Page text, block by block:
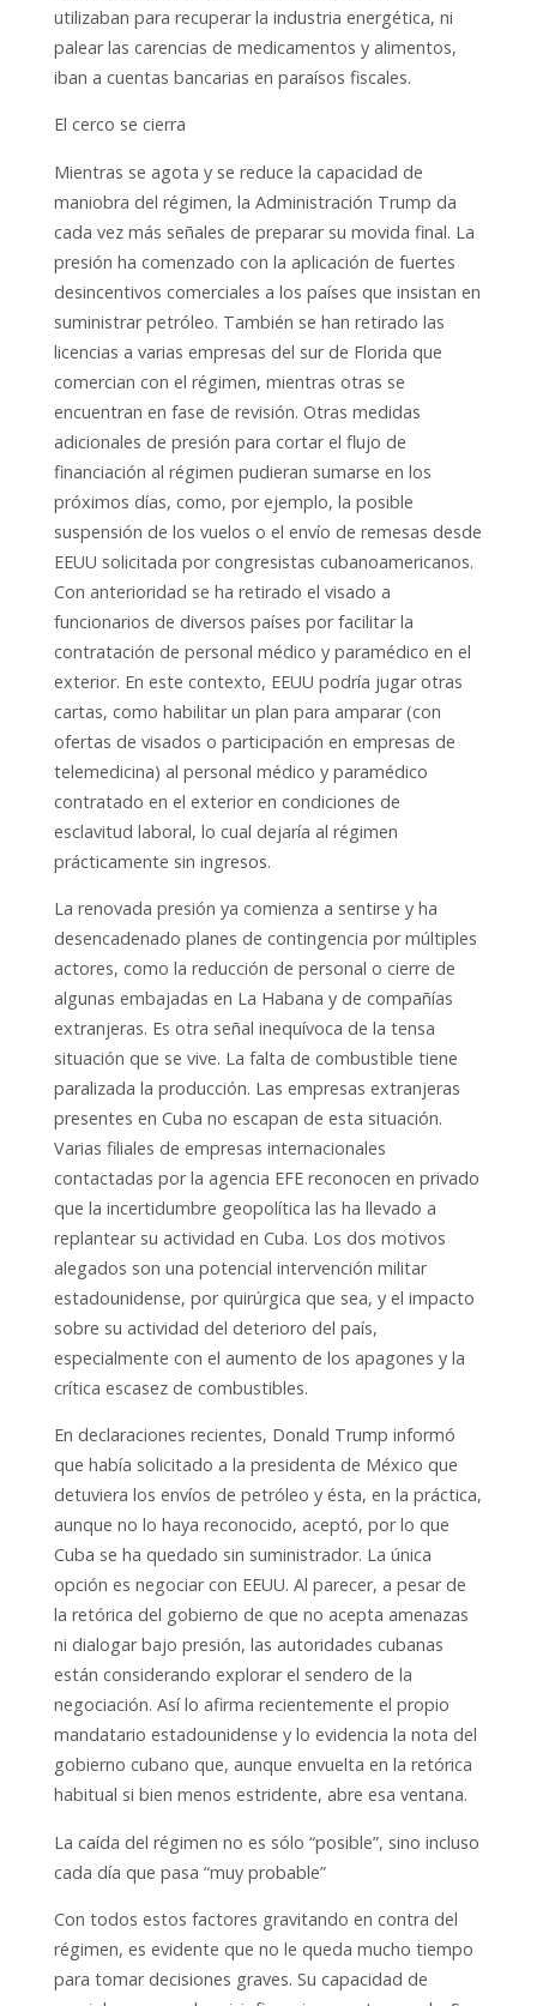
utilizaban para recuperar la industria energética, ni
palear las carencias de medicamentos y alimentos,
iban a cuentas bancarias en paraísos fiscales.
El cerco se cierra
Mientras se agota y se reduce la capacidad de
maniobra del régimen, la Administración Trump da
cada vez más señales de preparar su movida final. La
presión ha comenzado con la aplicación de fuertes
desincentivos comerciales a los países que insistan en
suministrar petróleo. También se han retirado las
licencias a varias empresas del sur de Florida que
comercian con el régimen, mientras otras se
encuentran en fase de revisión. Otras medidas
adicionales de presión para cortar el flujo de
financiación al régimen pudieran sumarse en los
próximos días, como, por ejemplo, la posible
suspensión de los vuelos o el envío de remesas desde
EEUU solicitada por congresistas cubanoamericanos.
Con anterioridad se ha retirado el visado a
funcionarios de diversos países por facilitar la
contratación de personal médico y paramédico en el
exterior. En este contexto, EEUU podría jugar otras
cartas, como habilitar un plan para amparar (con
ofertas de visados o participación en empresas de
telemedicina) al personal médico y paramédico
contratado en el exterior en condiciones de
esclavitud laboral, lo cual dejaría al régimen
prácticamente sin ingresos.
La renovada presión ya comienza a sentirse y ha
desencadenado planes de contingencia por múltiples
actores, como la reducción de personal o cierre de
algunas embajadas en La Habana y de compañías
extranjeras. Es otra señal inequívoca de la tensa
situación que se vive. La falta de combustible tiene
paralizada la producción. Las empresas extranjeras
presentes en Cuba no escapan de esta situación.
Varias filiales de empresas internacionales
contactadas por la agencia EFE reconocen en privado
que la incertidumbre geopolítica las ha llevado a
replantear su actividad en Cuba. Los dos motivos
alegados son una potencial intervención militar
estadounidense, por quirúrgica que sea, y el impacto
sobre su actividad del deterioro del país,
especialmente con el aumento de los apagones y la
crítica escasez de combustibles.
En declaraciones recientes, Donald Trump informó
que había solicitado a la presidenta de México que
detuviera los envíos de petróleo y ésta, en la práctica,
aunque no lo haya reconocido, aceptó, por lo que
Cuba se ha quedado sin suministrador. La única
opción es negociar con EEUU. Al parecer, a pesar de
la retórica del gobierno de que no acepta amenazas
ni dialogar bajo presión, las autoridades cubanas
están considerando explorar el sendero de la
negociación. Así lo afirma recientemente el propio
mandatario estadounidense y lo evidencia la nota del
gobierno cubano que, aunque envuelta en la retórica
habitual si bien menos estridente, abre esa ventana.
La caída del régimen no es sólo “posible”, sino incluso
cada día que pasa “muy probable”
Con todos estos factores gravitando en contra del
régimen, es evidente que no le queda mucho tiempo
para tomar decisiones graves. Su capacidad de